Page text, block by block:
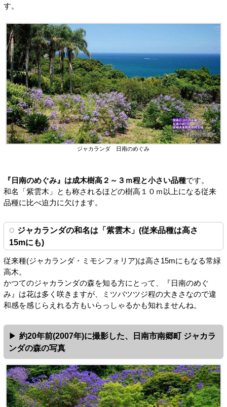
す。
ジャカランダ 日南のめぐみ
『日南のめぐみ』は成木樹高２～３ｍ程と小さい品種です。
和名「紫雲木」とも称されるほどの樹高１０ｍ以上になる従来
品種に比べ迫力に欠けます。
ジャカランダの和名は「紫雲木」(従来品種は高さ
15mにも)
従来種(ジャカランダ・ミモシフォリア)は高さ15mにもなる常緑
高木。
かつてのジャカランダの森を知る方にとって、『日南のめぐ
み』は花は多く咲きますが、ミツバツツジ程の大きさなので違
和感を感じらえれる方もいらっしゃるかも知れませんね。
約20年前(2007年)に撮影した、日南市南郷町 ジャカラ
ンダの森の写真